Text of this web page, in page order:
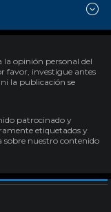
la opinión personal del
favor, investigue antes
la publicación se
patrocinado y
etiquetados y
sobre nuestro contenido